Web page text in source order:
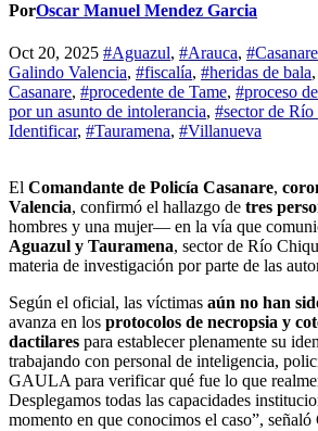
PorOscar Manuel Mendez Garcia
Oct 20, 2025 #Aguazul, #Arauca, #Casanare
Galindo Valencia, #fiscalía, #heridas de bala,
Casanare, #procedente de Tame, #proceso
por un asunto de intolerancia, #sector de
Identificar, #Tauramena, #Villanueva
El Comandante de Policía Casanare,
Valencia, confirmó el hallazgo de tres
hombres y una mujer— en la vía que
Aguazul y Tauramena, sector de Río
materia de investigación por parte de las
Según el oficial, las víctimas aún no han
avanza en los protocolos de necropsia y
dactilares para establecer plenamente su
trabajando con personal de inteligencia,
GAULA para verificar qué fue lo que
Desplegamos todas las capacidades
momento en que conocimos el caso”, señaló